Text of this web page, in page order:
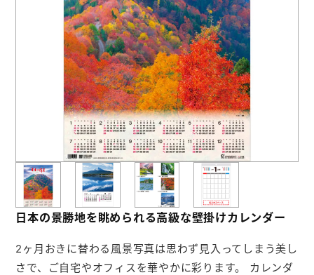
よくあるご質問
会社概要 お問い合わせ
ポケットティッシュ本舗
カレンダー本舗
カイロ本舗
ボックスティッシュ本舗
日本の景勝地を眺められる高級な壁掛けカレンダー
2ヶ月おきに替わる風景写真は思わず見入ってしまう美し
さで、ご自宅やオフィスを華やかに彩ります。 カレンダ